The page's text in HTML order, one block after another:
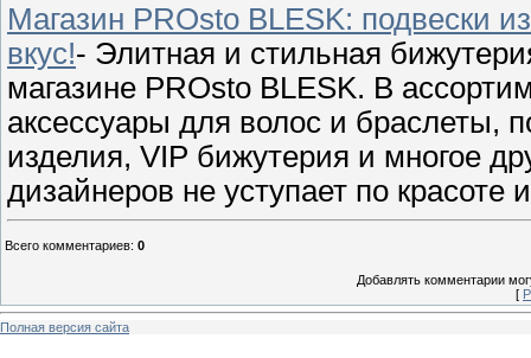
Магазин PROsto BLESK: подвески
вкус!- Элитная и стильная
магазине PROsto BLESK. В
аксессуары для волос и браслеты,
изделия, VIP бижутерия и многое
дизайнеров не уступает по красоте
Всего комментариев: 0
Добавлять комментарии
[
Полная версия сайта